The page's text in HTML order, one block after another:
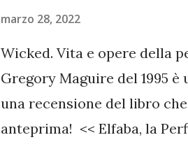
tanto di cover originale.
marzo 28, 2022
Wicked. Vita e opere della
Gregory Maguire del 1995
una recensione del libro
anteprima! << Elfaba, la